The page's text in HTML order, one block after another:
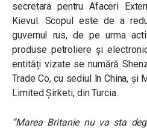
secretara pentru Afaceri
Kievul. Scopul este de a
guvernul rus, de pe urma
produse petroliere și
entități vizate se numără
Trade Co, cu sediul în China, și
Limited Şirketi, din Turcia.
“Marea Britanie nu va sta